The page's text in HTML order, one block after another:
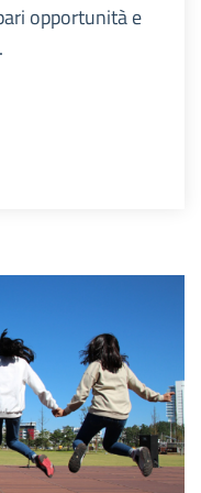
opportunità e